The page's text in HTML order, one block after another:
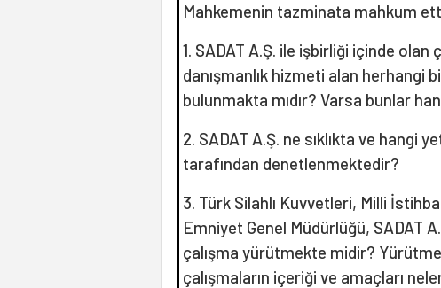
Mahkemenin tazminata mahkum
1. SADAT A.Ş. ile işbirliği içinde olan
danışmanlık hizmeti alan herhangi
bulunmakta mıdır? Varsa bunlar
2. SADAT A.Ş. ne sıklıkta ve hangi
tarafından denetlenmektedir?
3. Türk Silahlı Kuvvetleri, Milli
Emniyet Genel Müdürlüğü, SADAT
çalışma yürütmekte midir?
çalışmaların içeriği ve amaçları